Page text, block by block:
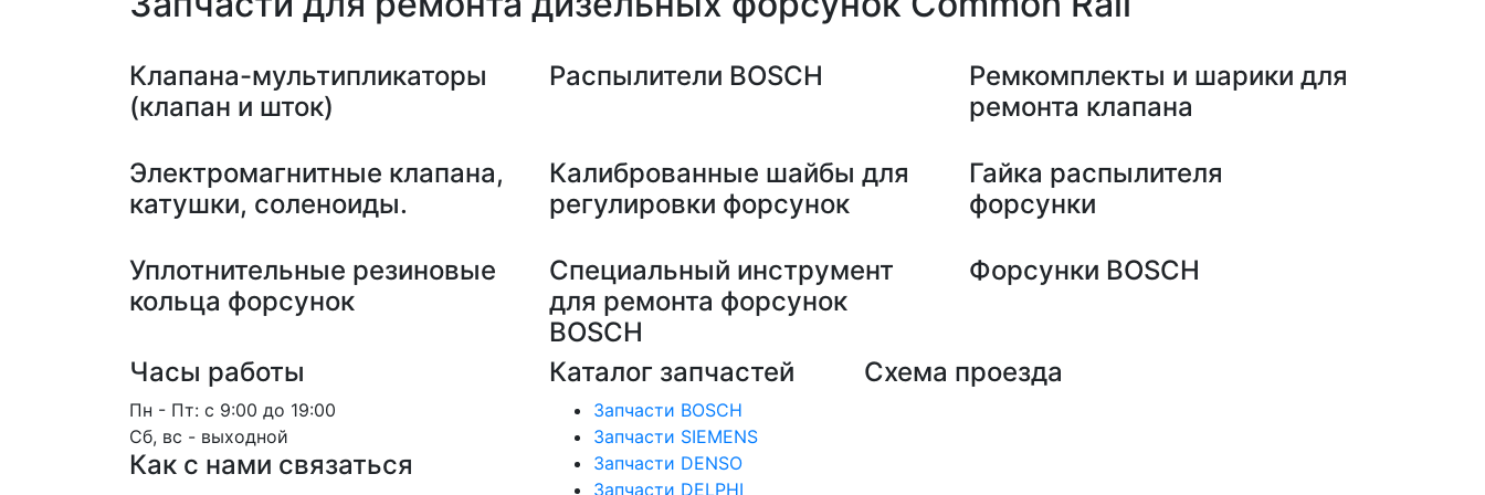
Клапана-мультипликаторы
(клапан и шток)
Распылители BOSCH
Ремкомплекты и шарики для
ремонта клапана
Электромагнитные клапана,
катушки, соленоиды.
Калиброванные шайбы для
регулировки форсунок
Гайка распылителя
форсунки
Уплотнительные резиновые
кольца форсунок
Специальный инструмент
для ремонта форсунок
BOSCH
Форсунки BOSCH
Часы работы
Пн - Пт: с 9:00 до 19:00
Сб, вс - выходной
Как с нами связаться
Каталог запчастей
Запчасти BOSCH
Запчасти SIEMENS
Запчасти DENSO
Запчасти DELPHI
Схема проезда